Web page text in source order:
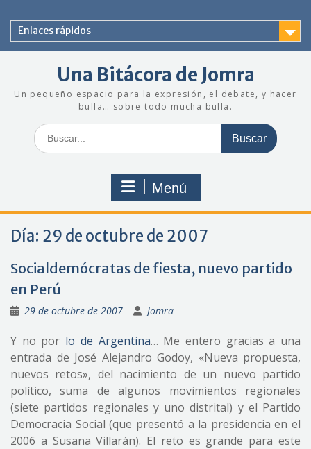
contenido
Enlaces rápidos
Una Bitácora de Jomra
Un pequeño espacio para la expresión, el debate, y hacer
bulla… sobre todo mucha bulla.
Buscar:
Menú
Día: 29 de octubre de 2007
Socialdemócratas de fiesta, nuevo partido
en Perú
29 de octubre de 2007 Jomra
Y no por lo de Argentina… Me entero gracias a una
entrada de José Alejandro Godoy, «Nueva propuesta,
nuevos retos», del nacimiento de un nuevo partido
político, suma de algunos movimientos regionales
(siete partidos regionales y uno distrital) y el Partido
Democracia Social (que presentó a la presidencia en el
2006 a Susana Villarán). El reto es grande para este